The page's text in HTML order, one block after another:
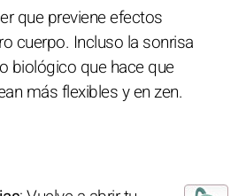
que previene efectos
cuerpo. Incluso la sonrisa
biológico que hace que
más flexibles y en zen.